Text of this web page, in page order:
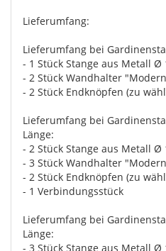
Lieferumfang:
Lieferumfang bei
- 1 Stück Stange aus Metall Ø
- 2 Stück Wandhalter
- 2 Stück Endknöpfen (zu
Lieferumfang bei
Länge:
- 2 Stück Stange aus Metall Ø
- 3 Stück Wandhalter
- 2 Stück Endknöpfen (zu
- 1 Verbindungsstück
Lieferumfang bei
Länge:
- 3 Stück Stange aus Metall Ø